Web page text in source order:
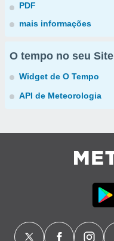
PDF
mais informações
O tempo no seu Site
Widget de O Tempo
API de Meteorologia